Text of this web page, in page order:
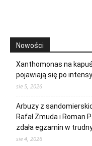
Nowości
Xanthomonas na
pojawiają się po
sie 5, 2026
Arbuzy z
Rafał Żmuda i Roman
zdała egzamin w
sie 4, 2026